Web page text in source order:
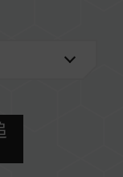
速転送、プラ
い紙パッケー
を実現